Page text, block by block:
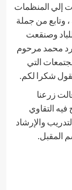
إلي المنظمات
، وتابع من جملة
وصنقعت
محمد مرحوم
التي
شكرا لكم.
زرعنا
التقاوي
والإرشاد
المقبل.